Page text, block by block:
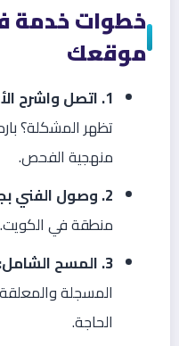
خطوات خدمة
موقعك
1. اتصل واشرح الأعراض:
تظهر المشكلة؟
منهجية الفحص.
2. وصول الفني بجهازه:
منطقة في الكويت.
3. المسح الشامل:
المسجلة
الحاجة.